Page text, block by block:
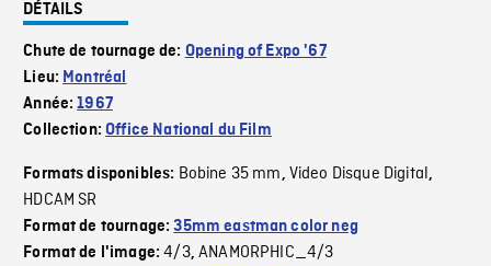
DÉTAILS
Chute de tournage de: Opening of Expo '67
Lieu: Montréal
Année:1967
Collection:Office National du Film
Formats disponibles: Bobine 35 mm, Video Disque Digital,
HDCAM SR
Format de tournage:35mm eastman color neg
Format de l'image:4/3,ANAMORPHIC_4/3